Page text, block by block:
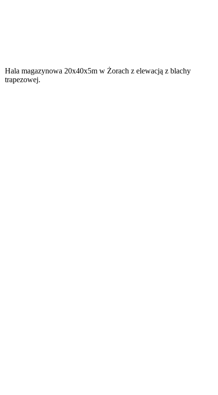
Hala magazynowa 20x40x5m w Żorach z elewacją z blachy
trapezowej.